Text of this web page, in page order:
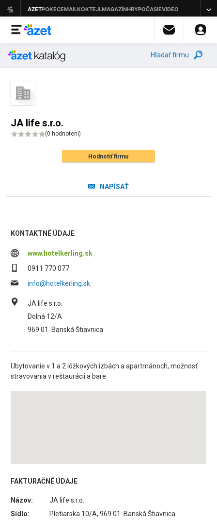
Hľadať firmu
JA life s.r.o.
(0 hodnotení)
Hodnotiť firmu
NAPÍSAŤ
KONTAKTNÉ ÚDAJE
www.hotelkerling.sk
0911 770 077
info@hotelkerling.sk
JA life s.r.o.
Dolná 12/A
969 01
Banská Štiavnica
Ubytovanie v 1 a 2 lôžkových izbách a apartmánoch, možnosť
stravovania v reštaurácii a bare.
FAKTURAČNÉ ÚDAJE
Názov:
JA life s.r.o.
Sídlo:
Pletiarska 10/A, 969 01 Banská Štiavnica